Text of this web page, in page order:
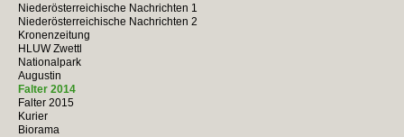
Niederösterreichische Nachrichten 1
Niederösterreichische Nachrichten 2
Kronenzeitung
HLUW Zwettl
Nationalpark
Augustin
Falter 2014
Falter 2015
Kurier
Biorama